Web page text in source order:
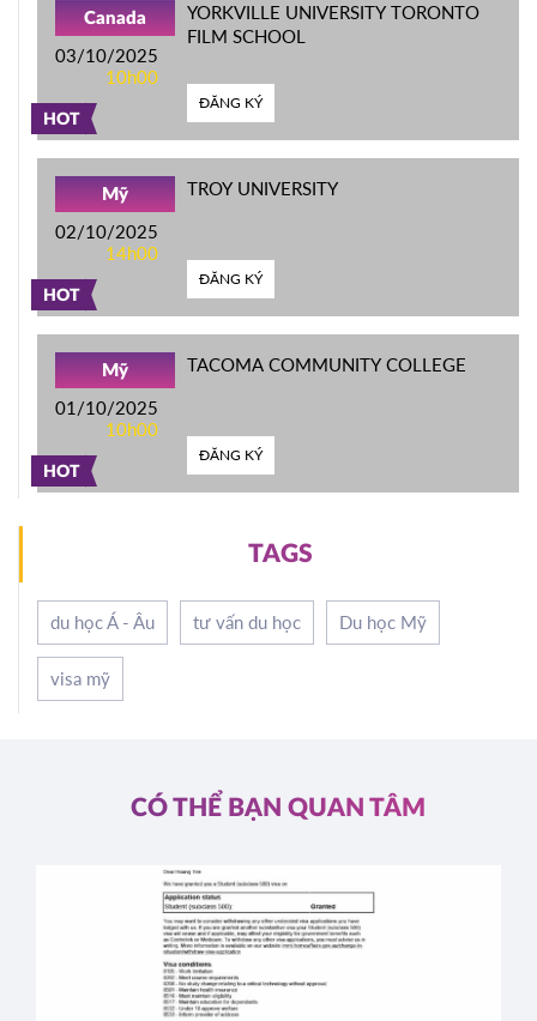
HOT
Canada
03/10/2025
10h00
YORKVILLE UNIVERSITY TORONTO
FILM SCHOOL
ĐĂNG KÝ
HOT
Mỹ
02/10/2025
14h00
TROY UNIVERSITY
ĐĂNG KÝ
HOT
Mỹ
01/10/2025
10h00
TACOMA COMMUNITY COLLEGE
ĐĂNG KÝ
TAGS
du học Á - Âu tư vấn du học Du học Mỹ
visa mỹ
CÓ THỂ BẠN QUAN TÂM